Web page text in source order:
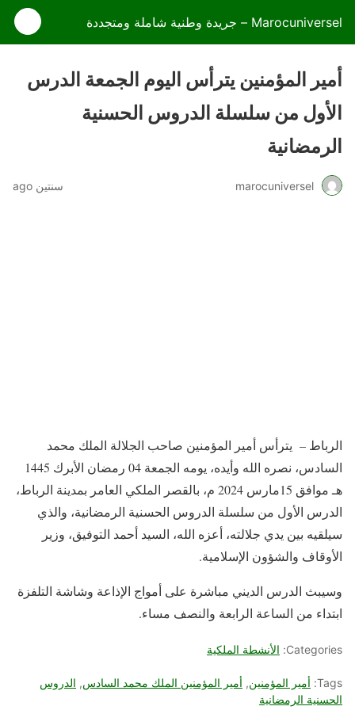
Marocuniversel – جريدة وطنية شاملة ومتجددة
أمير المؤمنين يترأس اليوم الجمعة الدرس
الأول من سلسلة الدروس الحسنية
الرمضانية
marocuniversel سنتين ago
الرباط – يترأس أمير المؤمنين صاحب الجلالة الملك محمد
السادس، نصره الله وأيده، يومه الجمعة 04 رمضان الأبرك 1445
هـ موافق 15مارس 2024 م، بالقصر الملكي العامر بمدينة الرباط،
الدرس الأول من سلسلة الدروس الحسنية الرمضانية، والذي
سيلقيه بين يدي جلالته، أعزه الله، السيد أحمد التوفيق، وزير
الأوقاف والشؤون الإسلامية.
وسيبث الدرس الديني مباشرة على أمواج الإذاعة وشاشة التلفزة
ابتداء من الساعة الرابعة والنصف مساء.
Categories: الأنشطة الملكية
Tags: أمير المؤمنين, أمير المؤمنين الملك محمد السادس, الدروس
الحسنية الرمضانية